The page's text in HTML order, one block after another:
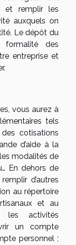
et remplir les
auxquels on
Le dépôt du
des
entreprise et
vous aurez à
tels
cotisations
d’aide à la
modalités de
En dehors de
d’autres
au répertoire
et au
les activités
un compte
personnel ;